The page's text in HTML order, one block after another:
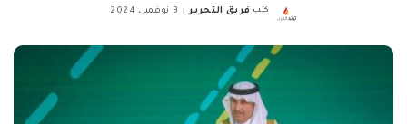
Posted
كتب فريق التحرير 3 نوفمبر، 2024